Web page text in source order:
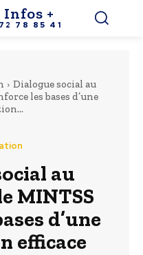
Infos +
78 85 41
Dialogue social au
les bases d’une
au
MINTSS
d’une
efficace